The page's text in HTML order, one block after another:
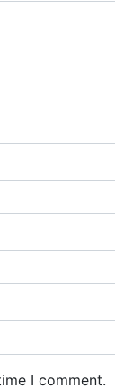
I comment.